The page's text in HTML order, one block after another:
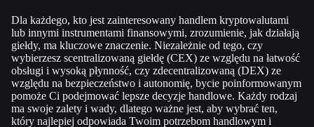
Dla każdego, kto jest zainteresowany handlem kryptowalutami
lub innymi instrumentami finansowymi, zrozumienie, jak działają
giełdy, ma kluczowe znaczenie. Niezależnie od tego, czy
wybierzesz scentralizowaną giełdę (CEX) ze względu na łatwość
obsługi i wysoką płynność, czy zdecentralizowaną (DEX) ze
względu na bezpieczeństwo i autonomię, bycie poinformowanym
pomoże Ci podejmować lepsze decyzje handlowe. Każdy rodzaj
ma swoje zalety i wady, dlatego ważne jest, aby wybrać ten,
który najlepiej odpowiada Twoim potrzebom handlowym i